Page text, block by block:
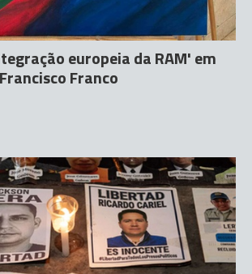
europeia da RAM' em
Franco